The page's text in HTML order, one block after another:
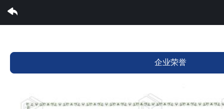
云开集团有限公司
企业荣誉